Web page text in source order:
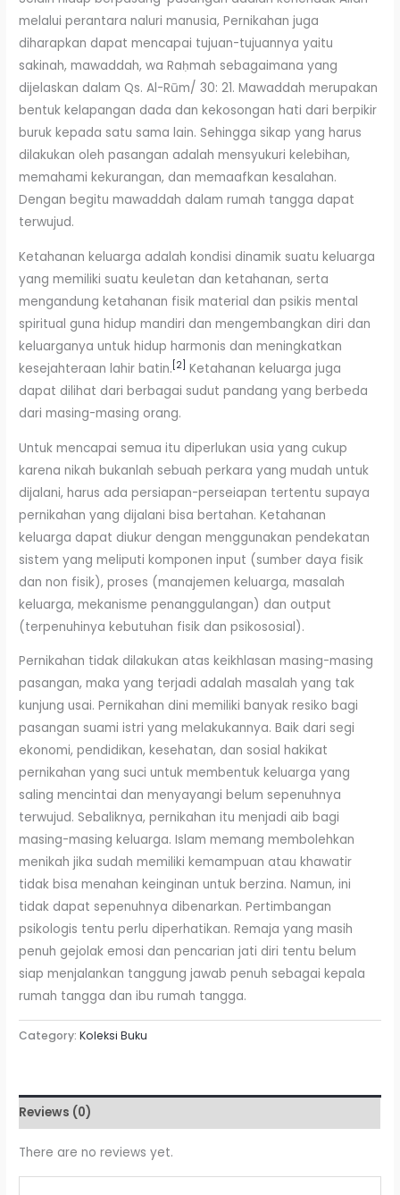
melalui perantara naluri manusia, Pernikahan juga
diharapkan dapat mencapai tujuan-tujuannya yaitu
sakinah, mawaddah, wa Raḥmah sebagaimana yang
dijelaskan dalam Qs. Al-Rūm/ 30: 21. Mawaddah merupakan
bentuk kelapangan dada dan kekosongan hati dari berpikir
buruk kepada satu sama lain. Sehingga sikap yang harus
dilakukan oleh pasangan adalah mensyukuri kelebihan,
memahami kekurangan, dan memaafkan kesalahan.
Dengan begitu mawaddah dalam rumah tangga dapat
terwujud.
Ketahanan keluarga adalah kondisi dinamik suatu keluarga
yang memiliki suatu keuletan dan ketahanan, serta
mengandung ketahanan fisik material dan psikis mental
spiritual guna hidup mandiri dan mengembangkan diri dan
keluarganya untuk hidup harmonis dan meningkatkan
kesejahteraan lahir batin. [2] Ketahanan keluarga juga
dapat dilihat dari berbagai sudut pandang yang berbeda
dari masing-masing orang.
Untuk mencapai semua itu diperlukan usia yang cukup
karena nikah bukanlah sebuah perkara yang mudah untuk
dijalani, harus ada persiapan-perseiapan tertentu supaya
pernikahan yang dijalani bisa bertahan. Ketahanan
keluarga dapat diukur dengan menggunakan pendekatan
sistem yang meliputi komponen input (sumber daya fisik
dan non fisik), proses (manajemen keluarga, masalah
keluarga, mekanisme penanggulangan) dan output
(terpenuhinya kebutuhan fisik dan psikososial).
Pernikahan tidak dilakukan atas keikhlasan masing-masing
pasangan, maka yang terjadi adalah masalah yang tak
kunjung usai. Pernikahan dini memiliki banyak resiko bagi
pasangan suami istri yang melakukannya. Baik dari segi
ekonomi, pendidikan, kesehatan, dan sosial hakikat
pernikahan yang suci untuk membentuk keluarga yang
saling mencintai dan menyayangi belum sepenuhnya
terwujud. Sebaliknya, pernikahan itu menjadi aib bagi
masing-masing keluarga. Islam memang membolehkan
menikah jika sudah memiliki kemampuan atau khawatir
tidak bisa menahan keinginan untuk berzina. Namun, ini
tidak dapat sepenuhnya dibenarkan. Pertimbangan
psikologis tentu perlu diperhatikan. Remaja yang masih
penuh gejolak emosi dan pencarian jati diri tentu belum
siap menjalankan tanggung jawab penuh sebagai kepala
rumah tangga dan ibu rumah tangga.
Category:Koleksi Buku
Reviews (0)
There are no reviews yet.